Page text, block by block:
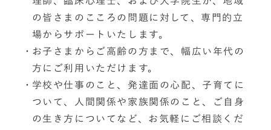
の皆さまのこころの問題に対して、専門的立
場からサポートいたします。
お子さまからご高齢の方まで、幅広い年代の
方にご利用いただけます。
学校や仕事のこと、発達面の心配、子育てに
ついて、人間関係や家族関係のこと、ご自身
の生き方についてなど、お気軽にご相談くだ